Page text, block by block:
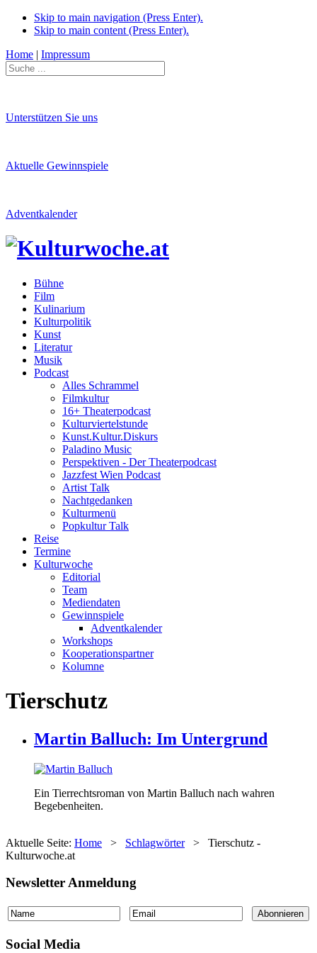
Skip to main navigation (Press Enter).
Skip to main content (Press Enter).
Home | Impressum
Unterstützen Sie uns
Aktuelle Gewinnspiele
Adventkalender
Bühne
Film
Kulinarium
Kulturpolitik
Kunst
Literatur
Musik
Podcast
Alles Schrammel
Filmkultur
16+ Theaterpodcast
Kulturviertelstunde
Kunst.Kultur.Diskurs
Paladino Music
Perspektiven - Der Theaterpodcast
Jazzfest Wien Podcast
Artist Talk
Nachtgedanken
Kulturmenü
Popkultur Talk
Reise
Termine
Kulturwoche
Editorial
Team
Mediendaten
Gewinnspiele
Adventkalender
Workshops
Kooperationspartner
Kolumne
Tierschutz
Martin Balluch: Im Untergrund
Ein Tierrechtsroman von Martin Balluch nach wahren
Begebenheiten.
Aktuelle Seite: Home > Schlagwörter > Tierschutz -
Kulturwoche.at
Newsletter Anmeldung
Social Media